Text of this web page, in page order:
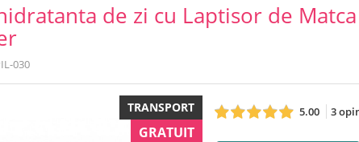
de zi cu Laptisor de
030
TRANSPORT
GRATUIT
5.00 3